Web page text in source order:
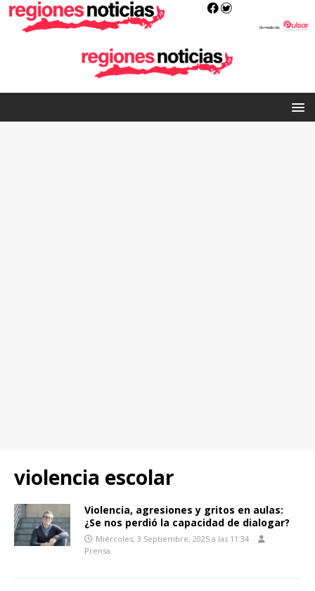
violencia escolar
Violencia, agresiones y gritos en aulas:
¿Se nos perdió la capacidad de dialogar?
Miércoles, 3 Septiembre, 2025 a las 11:34
Prensa